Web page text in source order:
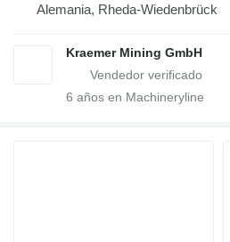
Alemania, Rheda-Wiedenbrück
Kraemer Mining GmbH
6 años en Machineryline